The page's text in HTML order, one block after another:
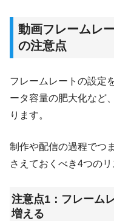
動画フレームレ
の注意点
フレームレートの設定
ータ容量の肥大化など
ります。
制作や配信の過程でつ
さえておくべき4つの
注意点1：フレーム
増える